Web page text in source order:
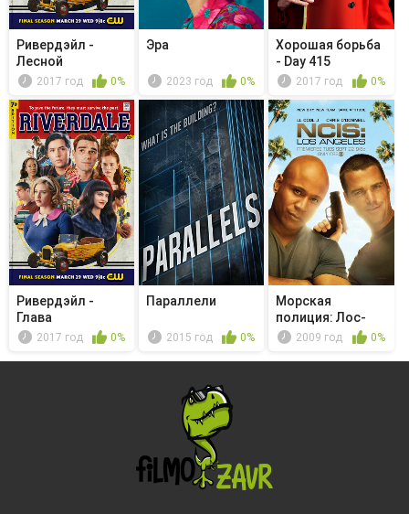
Ривердэйл -
Лесной
наблюдатель
2017 год 0%
Эра
2023 год 0%
Хорошая борьба
- Day 415
2017 год 0%
Ривердэйл -
Глава
шестьдесят
2017 год 0%
Параллели
2015 год 0%
Морская
полиция: Лос-
Анджелес -
2009 год 0%